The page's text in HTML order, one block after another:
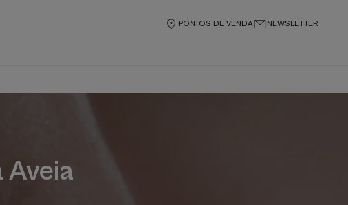
PONTOS DE VENDA NEWSLETTER
Aveia